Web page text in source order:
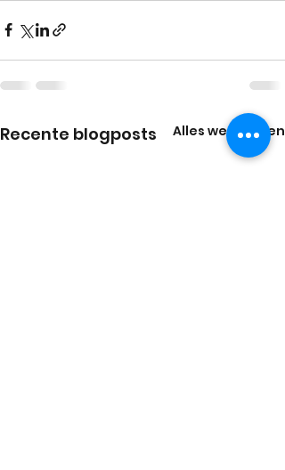
Recente blogposts Alles weergeven